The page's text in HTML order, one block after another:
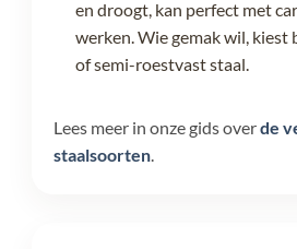
en droogt, kan perfect met
werken. Wie gemak wil, kiest
of semi-roestvast staal.
Lees meer in onze gids overde
staalsoorten.